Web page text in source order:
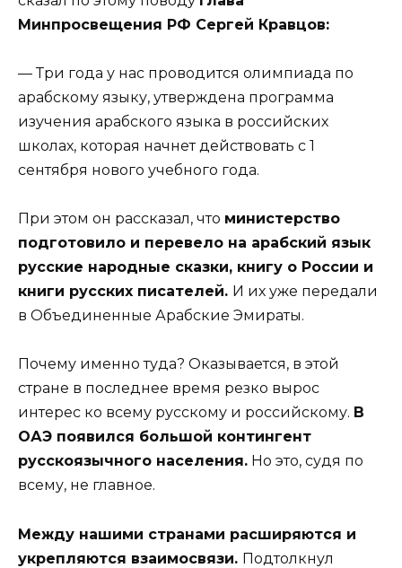
Минпросвещения РФ Сергей Кравцов:
— Три года у нас проводится олимпиада по
арабскому языку, утверждена программа
изучения арабского языка в российских
школах, которая начнет действовать с 1
сентября нового учебного года.
При этом он рассказал, что министерство
подготовило и перевело на арабский язык
русские народные сказки, книгу о России и
книги русских писателей. И их уже передали
в Объединенные Арабские Эмираты.
Почему именно туда? Оказывается, в этой
стране в последнее время резко вырос
интерес ко всему русскому и российскому. В
ОАЭ появился большой контингент
русскоязычного населения. Но это, судя по
всему, не главное.
Между нашими странами расширяются и
укрепляются взаимосвязи. Подтолкнул